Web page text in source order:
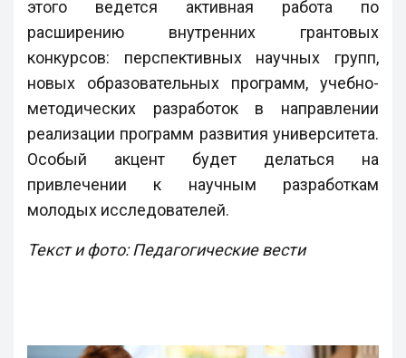
этого ведется активная работа по
расширению внутренних грантовых
конкурсов: перспективных научных групп,
новых образовательных программ, учебно-
методических разработок в направлении
реализации программ развития университета.
Особый акцент будет делаться на
привлечении к научным разработкам
молодых исследователей.
Текст и фото: Педагогические вести